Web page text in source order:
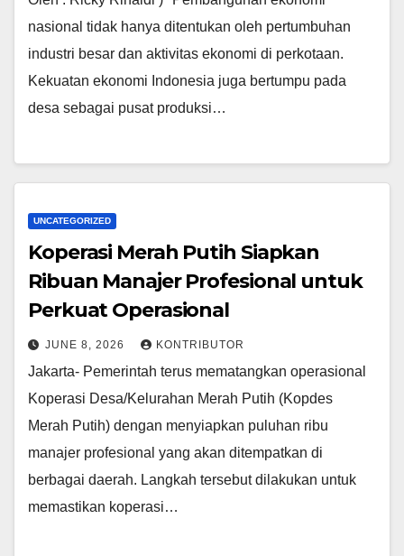
nasional tidak hanya ditentukan oleh pertumbuhan
industri besar dan aktivitas ekonomi di perkotaan.
Kekuatan ekonomi Indonesia juga bertumpu pada
desa sebagai pusat produksi…
UNCATEGORIZED
Koperasi Merah Putih Siapkan
Ribuan Manajer Profesional untuk
Perkuat Operasional
JUNE 8, 2026 KONTRIBUTOR
Jakarta- Pemerintah terus mematangkan operasional
Koperasi Desa/Kelurahan Merah Putih (Kopdes
Merah Putih) dengan menyiapkan puluhan ribu
manajer profesional yang akan ditempatkan di
berbagai daerah. Langkah tersebut dilakukan untuk
memastikan koperasi…